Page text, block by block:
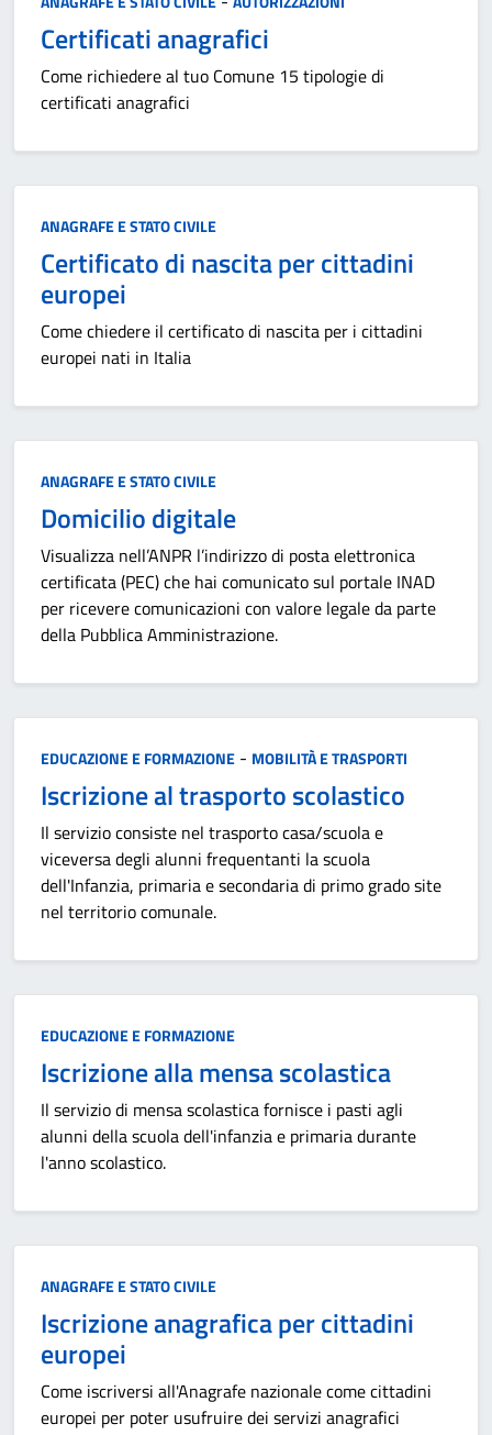
Certificati anagrafici
Come richiedere al tuo Comune 15 tipologie di
certificati anagrafici
Categoria:
ANAGRAFE E STATO CIVILE
Certificato di nascita per cittadini
europei
Come chiedere il certificato di nascita per i cittadini
europei nati in Italia
Categoria:
ANAGRAFE E STATO CIVILE
Domicilio digitale
Visualizza nell’ANPR l’indirizzo di posta elettronica
certificata (PEC) che hai comunicato sul portale INAD
per ricevere comunicazioni con valore legale da parte
della Pubblica Amministrazione.
Categoria:
EDUCAZIONE E FORMAZIONE - MOBILITÀ E TRASPORTI
Iscrizione al trasporto scolastico
Il servizio consiste nel trasporto casa/scuola e
viceversa degli alunni frequentanti la scuola
dell'Infanzia, primaria e secondaria di primo grado site
nel territorio comunale.
Categoria:
EDUCAZIONE E FORMAZIONE
Iscrizione alla mensa scolastica
Il servizio di mensa scolastica fornisce i pasti agli
alunni della scuola dell'infanzia e primaria durante
l'anno scolastico.
Categoria:
ANAGRAFE E STATO CIVILE
Iscrizione anagrafica per cittadini
europei
Come iscriversi all'Anagrafe nazionale come cittadini
europei per poter usufruire dei servizi anagrafici